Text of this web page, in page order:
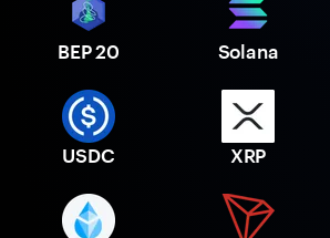
BEP 20 Solana
USDC XRP